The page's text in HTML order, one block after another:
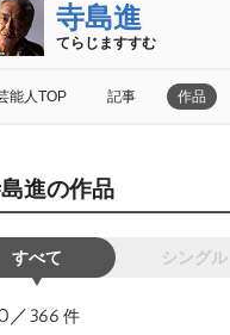
寺島進
てらじますすむ
能人TOP 記事 作品
進の作品
すべて シングル
／366 件